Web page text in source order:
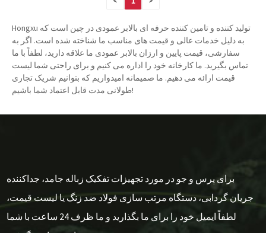
Hongxu تولید کننده و تامین کننده حرفه ای بالابر عمودی در چین است که
به دلیل خدمات عالی و قیمت های مناسب ما شناخته شده است. اگر به
سفارشی، قیمت پایین و ارزان بالابر عمودی ما علاقه دارید، لطفاً با ما
تماس بگیرید. ما کارخانه خود را اداره می کنیم و برای راحتی شما لیست
قیمت ارائه می دهیم. ما صمیمانه امیدواریم که بتوانیم شریک تجاری
طولانی مدت قابل اعتماد شما باشیم!
برای پرس و جو در مورد تجهیزات تفکیک زباله جامد، جداکننده
جریان گردابی، دستگاه مرتب سازی فولاد ضد زنگ یا لیست قیمت،
لطفاً ایمیل خود را برای ما بگذارید و ما ظرف 24 ساعت با شما